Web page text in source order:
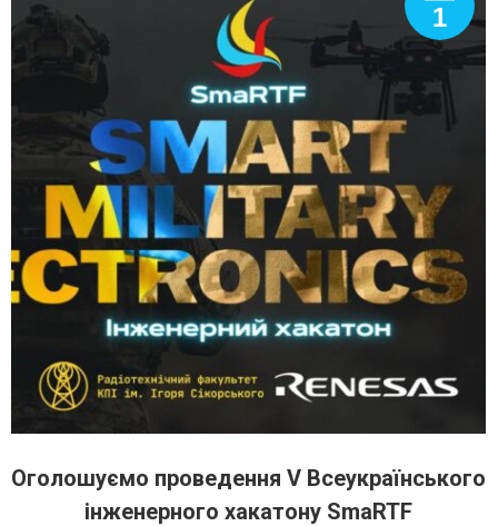
1
Оголошуємо проведення V Всеукраїнського
інженерного хакатону SmaRTF